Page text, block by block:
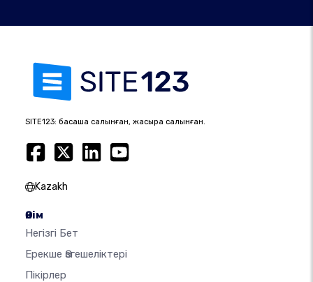
SITE123: басқаша салынған, жақсырақ салынған.
Kazakh
Өнім
Негізгі Бет
Ерекше Өзгешеліктері
Пікірлер